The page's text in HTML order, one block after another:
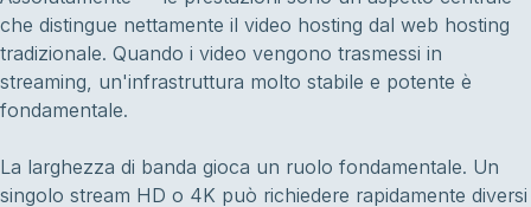
che distingue nettamente il video hosting dal web hosting
tradizionale. Quando i video vengono trasmessi in
streaming, un'infrastruttura molto stabile e potente è
fondamentale.
La larghezza di banda gioca un ruolo fondamentale. Un
singolo stream HD o 4K può richiedere rapidamente diversi